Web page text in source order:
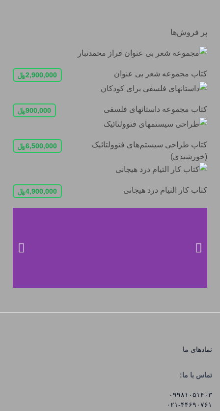
پر فروش‌ها
کتاب مجموعه شعر بی عنوان 2,900,000﷼
کتاب مجموعه داستان‏های فلسفی 900,000﷼
کتاب طراحی سیستم‌های فتوولتائیک
(خورشیدی)
6,500,000﷼
کتاب کار التیام درد هیجانی 4,900,000﷼
نماد‌های ما
تماس با ما:
۰۹۹۸۱۰۵۱۴۰۳
۰۲۱-۴۴۶۹۰۷۶۱